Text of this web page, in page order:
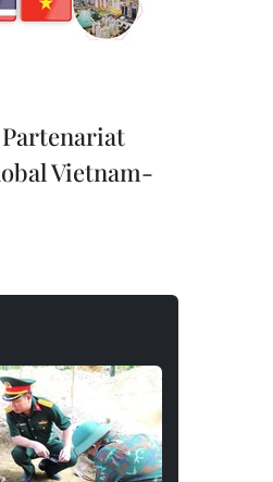
Partenariat
Vietnam-